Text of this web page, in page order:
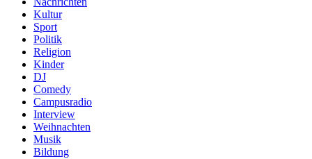
Kultur
Sport
Politik
Religion
Kinder
DJ
Comedy
Campusradio
Interview
Weihnachten
Musik
Bildung